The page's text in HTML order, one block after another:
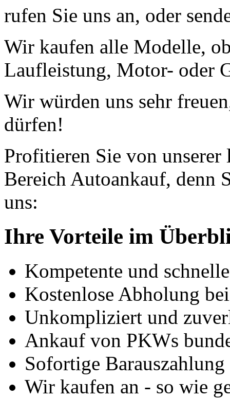
rufen Sie uns an, oder
Wir kaufen alle Modelle,
Laufleistung, Motor- oder
Wir würden uns sehr
dürfen!
Profitieren Sie von
Bereich Autoankauf, denn
uns:
Ihre Vorteile im
Kompetente und
Kostenlose Abholung
Unkompliziert und
Ankauf von PKWs
Sofortige
Wir kaufen an - so wie